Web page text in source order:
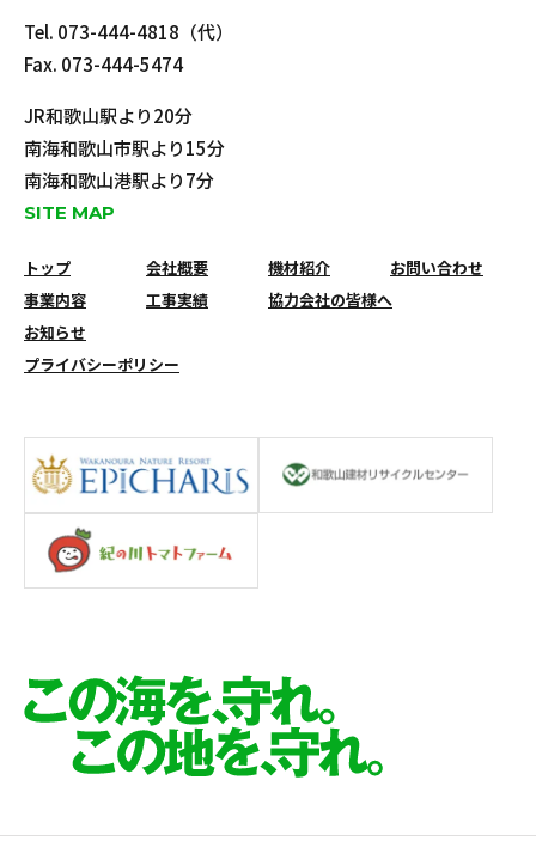
Tel. 073-444-4818 （代）
Fax. 073-444-5474
JR和歌山駅より20分
南海和歌山市駅より15分
南海和歌山港駅より7分
SITE MAP
トップ 会社概要 機材紹介
お問い合わせ
事業内容
工事実績
協力会社の皆様へ
お知らせ
プライバシーポリシー